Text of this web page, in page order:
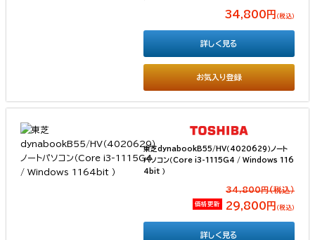
34,800円 （税込）
お気入り登録
詳しく見る
東芝dynabookB55/HV（4020629）ノート
パソコン（Core i3-1115G4 / Windows 116
4bit ）
34,800円(税込）
価格更新 29,800円 （税込）
詳しく見る